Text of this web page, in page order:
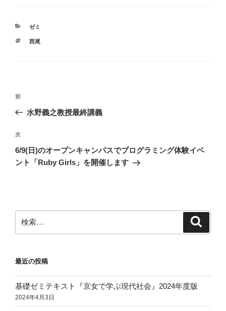
カ
ゴ
ゼミ
タ
西尾
投
ビ
ゲ
ー
前
の
稿
前
水野義之教授最終講義
次
の
投
次
6/9(日)のオープンキャンパスでプログラミング体験イベ
ント「Ruby Girls」を開催します
索:
最近の投稿
基礎ゼミテキスト『京女で学ぶ現代社会』2024年度版
2024年4月3日